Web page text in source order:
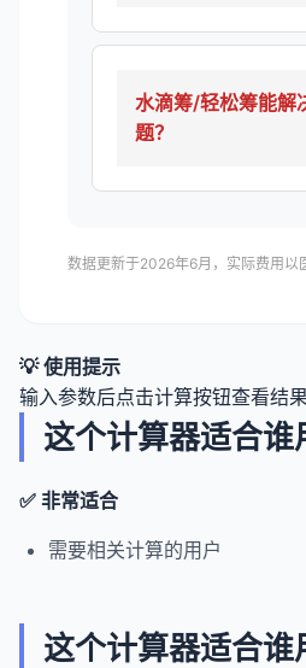
水滴筹/轻松筹能解
题？
数据更新于2026年6月，实际费用以
💡 使用提示
输入参数后点击计算按钮查看结果
这个计算器适合谁
✅ 非常适合
需要相关计算的用户
这个计算器适合谁